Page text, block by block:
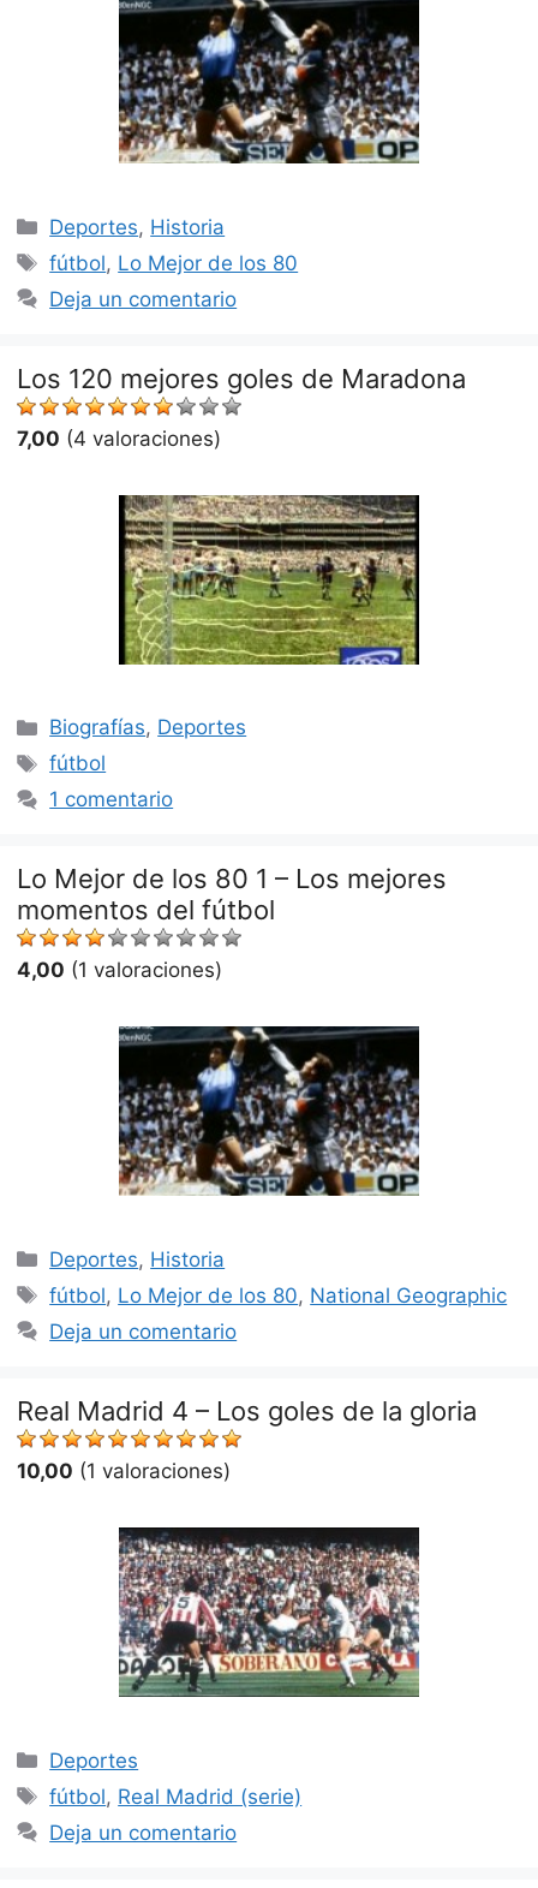
Categorías
Deportes, Historia
Etiquetas
fútbol, Lo Mejor de los 80
Deja un comentario
Los 120 mejores goles de Maradona
7,00 (4 valoraciones)
Categorías
Biografías, Deportes
Etiquetas
fútbol
1 comentario
Lo Mejor de los 80 1 – Los mejores
momentos del fútbol
4,00 (1 valoraciones)
Categorías
Deportes, Historia
Etiquetas
fútbol, Lo Mejor de los 80, National Geographic
Deja un comentario
Real Madrid 4 – Los goles de la gloria
10,00 (1 valoraciones)
Categorías
Deportes
Etiquetas
fútbol, Real Madrid (serie)
Deja un comentario